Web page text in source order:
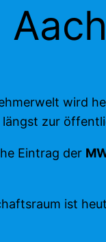
wird
zur
Eintrag der
ist